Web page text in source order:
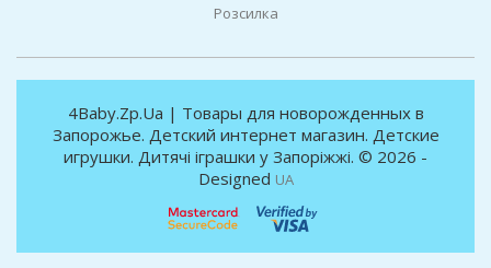
Розсилка
4Baby.Zp.Ua | Товары для новорожденных в
Запорожье. Детский интернет магазин. Детские
игрушки. Дитячі іграшки у Запоріжжі. © 2026 -
Designed UA